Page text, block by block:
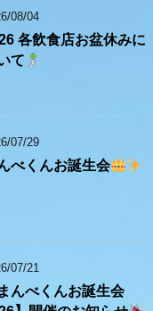
08/04
各飲食店お盆休みに
て
07/29
べくんお誕生会
07/21
まんべくんお誕生会